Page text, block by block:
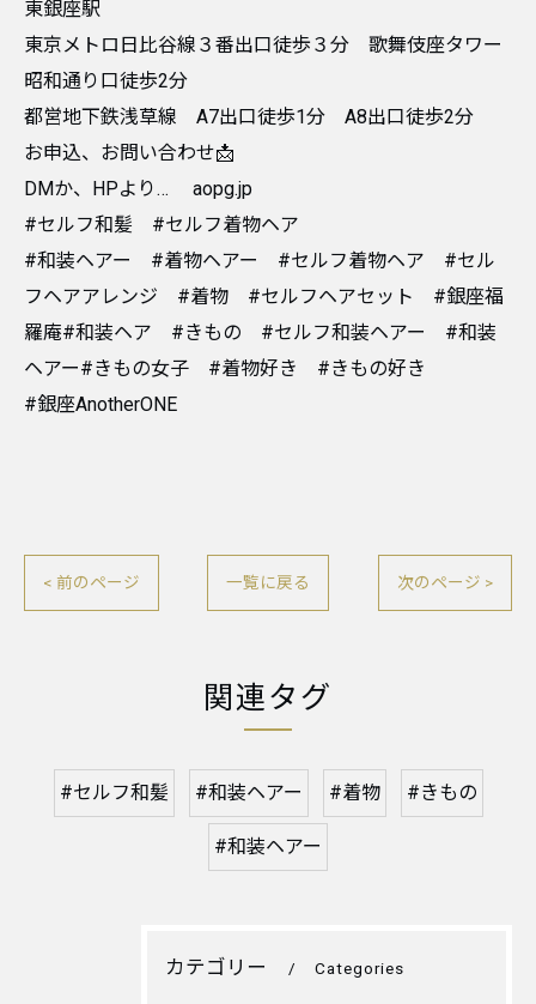
東銀座駅
東京メトロ日比谷線３番出口徒歩３分 歌舞伎座タワー
昭和通り口徒歩2分
都営地下鉄浅草線 A7出口徒歩1分 A8出口徒歩2分
お申込、お問い合わせ📩
DMか、HPより… aopg.jp
#セルフ和髪 #セルフ着物ヘア
#和装ヘアー #着物ヘアー #セルフ着物ヘア #セル
フヘアアレンジ #着物 #セルフヘアセット #銀座福
羅庵#和装ヘア #きもの #セルフ和装ヘアー #和装
ヘアー#きもの女子 #着物好き #きもの好き
#銀座AnotherONE
< 前のページ 一覧に戻る 次のページ >
関連タグ
#セルフ和髪 #和装ヘアー #着物 #きもの
#和装ヘアー
カテゴリー Categories